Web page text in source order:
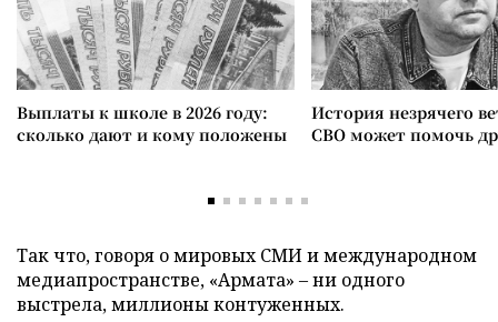
Выплаты к школе в 2026 году:
сколько дают и кому положены
История незрячего
СВО может помочь
Так что, говоря о мировых СМИ и международном
медиапространстве, «Армата» – ни одного
выстрела, миллионы контуженных.